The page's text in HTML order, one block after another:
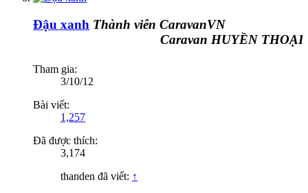
Đậu xanh Thành viên CaravanVN
Caravan HUYỀN THOẠI
Tham gia:
3/10/12
Bài viết:
1,257
Đã được thích:
3,174
thanden đã viết: ↑